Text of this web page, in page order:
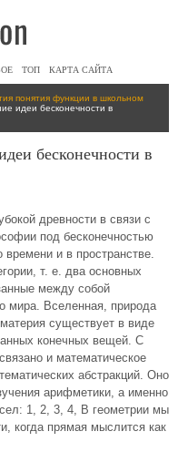
ТОП КАРТА САЙТА
понятия функции в школьном
идеи бесконечности в
бесконечности в
древности в связи с
под бесконечностью
времени и в пространстве.
т. е. два основных
между собой
мира. Вселенная, природа
существует в виде
конечных вещей. С
и математическое
абстракций. Оно
арифметики, а именно
1, 2, 3, 4, В геометрии мы
когда прямая мыслится как